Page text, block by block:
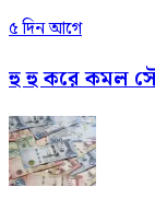
৫ দিন আগে
হু হু করে কমল